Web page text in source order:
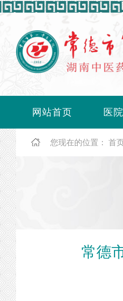
网站首页 医
您现在的位置： 首
常德